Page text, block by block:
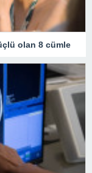
olan 8 cümle